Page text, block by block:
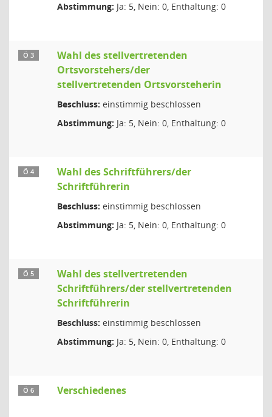
Abstimmung: Ja: 5, Nein: 0, Enthaltung: 0
Ö 3
Wahl des stellvertretenden
Ortsvorstehers/der
stellvertretenden Ortsvorsteherin
Beschluss: einstimmig beschlossen
Abstimmung: Ja: 5, Nein: 0, Enthaltung: 0
Ö 4
Wahl des Schriftführers/der
Schriftführerin
Beschluss: einstimmig beschlossen
Abstimmung: Ja: 5, Nein: 0, Enthaltung: 0
Ö 5
Wahl des stellvertretenden
Schriftführers/der stellvertretenden
Schriftführerin
Beschluss: einstimmig beschlossen
Abstimmung: Ja: 5, Nein: 0, Enthaltung: 0
Ö 6 Verschiedenes